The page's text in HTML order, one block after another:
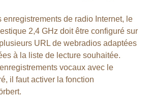
enregistrements de radio Internet, le
2,4 GHz doit être configuré sur
URL de webradios adaptées
à la liste de lecture souhaitée.
vocaux avec le
il faut activer la fonction